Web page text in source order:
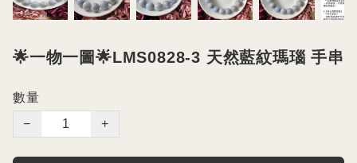
🌟一物一圖🌟LMS0828-3 天然藍紋瑪瑙 手串
數量
−
+